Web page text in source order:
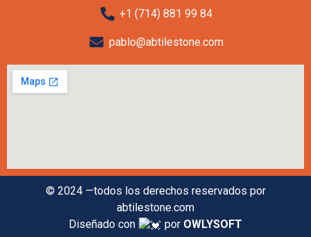
+1 (714) 881 99 84
pablo@abtilestone.com
© 2024 —todos los derechos reservados por
abtilestone.com
Diseñado con
por OWLYSOFT